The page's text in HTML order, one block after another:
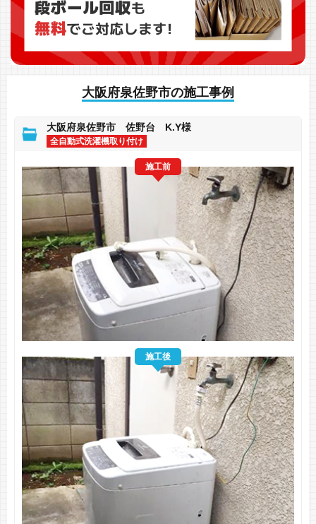
大阪府泉佐野市の施工事例
大阪府泉佐野市 佐野台 K.Y様
全自動式洗濯機取り付け
施工前
施工後